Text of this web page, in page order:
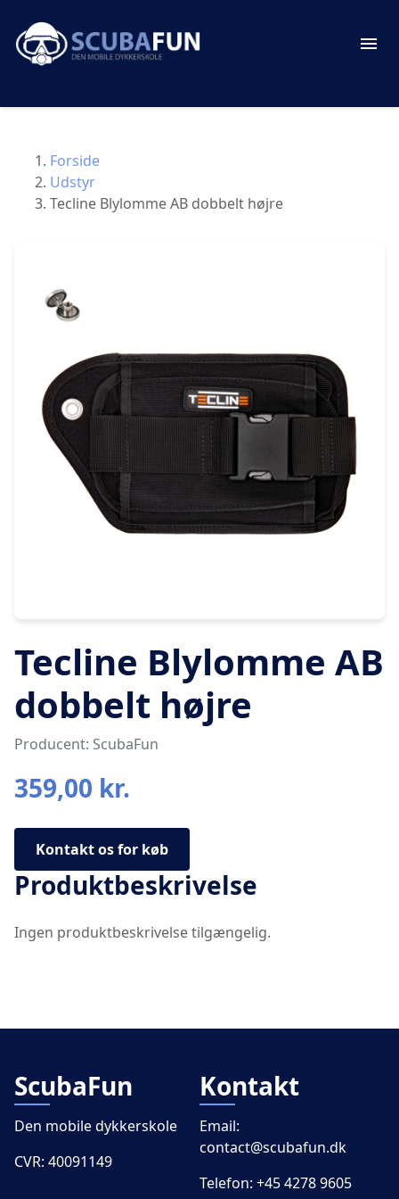
Forside
Udstyr
Tecline Blylomme AB dobbelt højre
Tecline Blylomme AB
dobbelt højre
Producent: ScubaFun
359,00 kr.
Kontakt os for køb
Produktbeskrivelse
Ingen produktbeskrivelse tilgængelig.
ScubaFun
Den mobile dykkerskole
CVR: 40091149
Kontakt
Email:
contact@scubafun.dk
Telefon: +45 4278 9605